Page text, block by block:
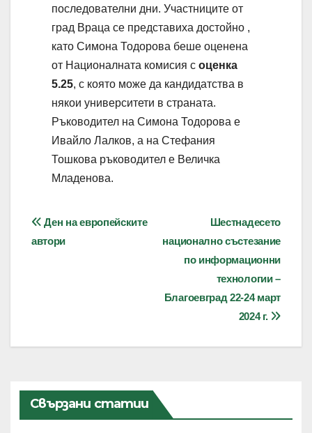
последователни дни. Участниците от
град Враца се представиха достойно ,
като Симона Тодорова беше оценена
от Националната комисия с оценка
5.25, с която може да кандидатства в
някои университети в страната.
Ръководител на Симона Тодорова е
Ивайло Лалков, а на Стефания
Тошкова ръководител е Величка
Младенова.
Навигация
Шестнадесето
национално състезание
по информационни
технологии –
Благоевград 22-24 март
2024 г.
Ден на европейските
автори
Свързани статии